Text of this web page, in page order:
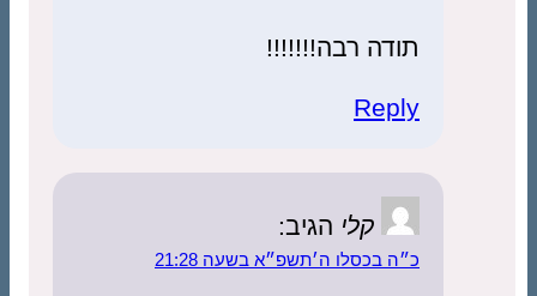
תודה רבה!!!!!!!
Reply
קלי הגיב:
כ״ה בכסלו ה׳תשפ״א בשעה 21:28